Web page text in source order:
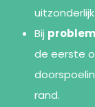
uitzonderlijk.
Bij
de eerste
rand.